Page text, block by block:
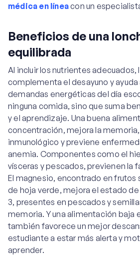
médica en líneacon un
Beneficios de una
equilibrada
Al incluir los nutrientes adecuados,
complementa el desayuno y ayuda
demandas energéticas del día
ninguna comida, sino que suma
y el aprendizaje. Una buena
concentración, mejora la
inmunológico y previene
anemia. Componentes como el
vísceras y pescados, previenen la
El magnesio, encontrado en frutos
de hoja verde, mejora el estado
3, presentes en pescados y
memoria. Y una alimentación baja
también favorece un mejor
estudiante a estar más alerta y
aprender.